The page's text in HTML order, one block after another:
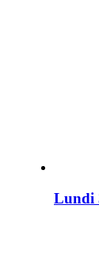
Lundi